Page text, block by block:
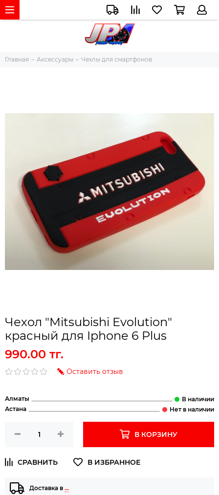
Главная Аксессуары Чехлы для смартфонов
Чехол "Mitsubishi Evolution"
красный для Iphone 6 Plus
990.00 тг.
Оставить отзыв
Алматы
Астана
В КОРЗИНУ
Доставка в …